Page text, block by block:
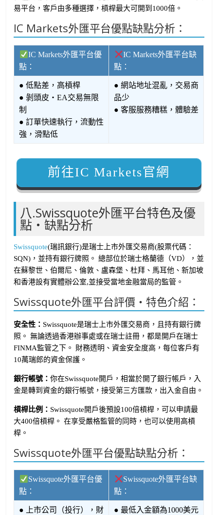
易平台，客戶由多種選擇，槓桿最大可開到1000倍。
IC Markets外匯平台優點缺點分析：
IC Markets外匯平台優
點：
IC Markets外匯平台缺
點：
● 低點差，高槓桿
● 剝頭皮・EA交易無限
制
● 訂單快速執行，流動性
強，滑點低
● 網站地址混亂，交易商
品少
● 客服服務糟糕，體驗差
前往IC Markets官網
八.Swissquote外匯平台特色及優
點・缺點分析
Swissquote(瑞訊銀行)是瑞士上市外匯交易商(股票代碼：
SQN)，並持有銀行牌照。 總部位於瑞士格蘭德（VD），並
在蘇黎世、伯爾尼、倫敦、盧森堡、杜拜、馬耳他、新加坡
和香港設有實體辦公室,並接受當地金融當局的監管。
Swissquote外匯平台評價・特色介紹：
安全性： Swissquote是瑞士上市外匯交易商，且持有銀行牌
照。 無論透過香港辦事處或在瑞士註冊，都是開戶在瑞士
FINMA監管之下。 財務透明、資金安全度高，每位客戶有
10萬瑞郎的資金保護。
銀行帳號：你在Swissquote開戶，相當於開了銀行帳戶，入
金是轉到資金的銀行帳號，接受第三方匯款，出入金自由。
槓桿比例： Swissquote開戶後預設100倍槓桿，可以申請最
大400倍槓桿。 在享受嚴格監管的同時，也可以使用高槓
桿。
Swissquote外匯平台優點缺點分析：
Swissquote外匯平台優
點：
Swissquote外匯平台缺
點：
● 上市公司（投行），財
● 最低入金額為1000美元